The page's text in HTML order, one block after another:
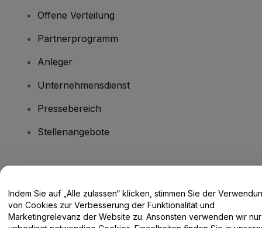
Offene Verteilung
Partnerprogramm
Anleger
Unternehmensdienst
Pressebereich
Stellenangebote
Hilfe-Center / Kontakt
Indem Sie auf „Alle zulassen“ klicken, stimmen Sie der
von Cookies zur Verbesserung der Funktionalität und
Marketingrelevanz der Website zu. Ansonsten verwenden wir nur